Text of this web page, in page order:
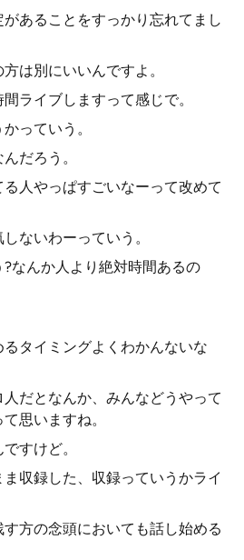
あることをすっかり忘れてまし
は別にいいんですよ。
ライブしますって感じで。
っていう。
だろう。
人やっぱすごいなーって改めて
ないわーっていう。
なんか人より絶対時間あるの
タイミングよくわかんないな
だとなんか、みんなどうやって
思いますね。
すけど。
収録した、収録っていうかライ
方の念頭においても話し始める